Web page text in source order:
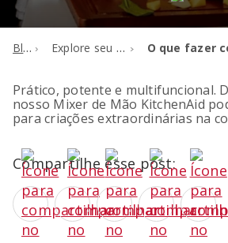
Blog Explore seu KitchenAid
Prático, potente e multifuncional.
nosso Mixer de Mão KitchenAid
para criações extraordinárias na
Compartilhe esse post: